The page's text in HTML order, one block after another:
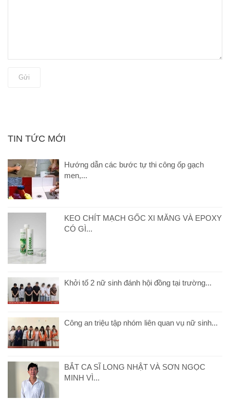
Gửi
TIN TỨC MỚI
Hướng dẫn các bước tự thi công ốp gạch
men,...
KEO CHÍT MẠCH GỐC XI MĂNG VÀ EPOXY
CÓ GÌ...
Khởi tố 2 nữ sinh đánh hội đồng tại trường...
Công an triệu tập nhóm liên quan vụ nữ sinh...
BẮT CA SĨ LONG NHẬT VÀ SƠN NGỌC
MINH VÌ...